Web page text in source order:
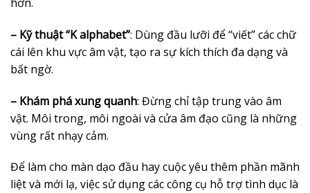
– Kỹ thuật “K alphabet”: Dùng đầu lưỡi để “viết” các chữ
cái lên khu vực âm vật, tạo ra sự kích thích đa dạng và
bất ngờ.
– Khám phá xung quanh: Đừng chỉ tập trung vào âm
vật. Môi trong, môi ngoài và cửa âm đạo cũng là những
vùng rất nhạy cảm.
Để làm cho màn dạo đầu hay cuộc yêu thêm phần mãnh
liệt và mới lạ, việc sử dụng các công cụ hỗ trợ tình dục là